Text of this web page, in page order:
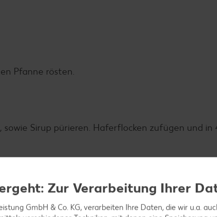
Pfanne rösten.
Sirup pürieren. Haferflocken zufügen und in
garniert servieren.
Zur Verarbeitung Ihrer
GmbH & Co. KG, verarbeiten Ihre Daten, die wir u.a.